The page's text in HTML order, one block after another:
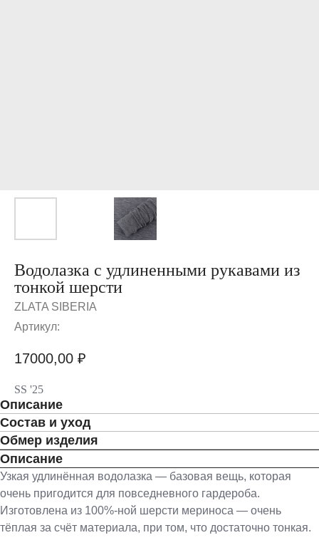
Водолазка с удлиненными рукавами из
тонкой шерсти
ZLATA SIBERIA
Артикул:
17000,00 ₽
SS '25
Описание
Состав и уход
Обмер изделия
Описание
Узкая удлинённая водолазка — базовая вещь, которая
очень пригодится для повседневного гардероба.
Изготовлена из 100%-ной шерсти мериноса — очень
тёплая за счёт материала, при том, что достаточно тонкая.